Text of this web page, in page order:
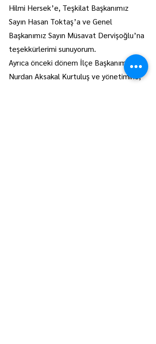
Hilmi Hersek’e, Teşkilat Başkanımız
Sayın Hasan Toktaş’a ve Genel
Başkanımız Sayın Müsavat Dervişoğlu’na
teşekkürlerimi sunuyorum.
Ayrıca önceki dönem İlçe Başkanımız
Nurdan Aksakal Kurtuluş ve yönetimine,